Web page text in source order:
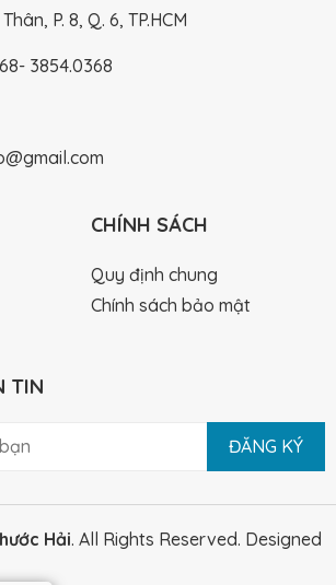
P. 8, Q. 6, TP.HCM
3854.0368
CHÍNH SÁCH
Quy định chung
Chính sách bảo mật
TIN
ĐĂNG KÝ
Hải. All Rights Reserved. Designed